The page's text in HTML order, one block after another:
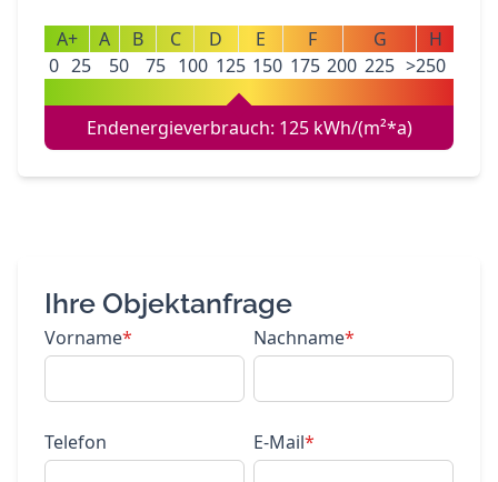
A+ A B C D E F G
H
0 25 50 75 100 125 150 175 200 225 >250
Endenergieverbrauch: 125 kWh/(m²*a)
Ihre Objektanfrage
Vorname* Nachname*
Telefon E-Mail*